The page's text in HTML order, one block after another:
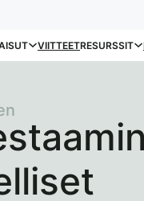
VIITTEETRESURSSIT